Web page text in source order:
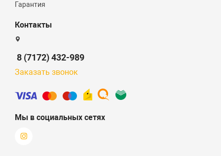
Гарантия
Контакты
8 (7172) 432-989
Заказать звонок
Мы в социальных сетях